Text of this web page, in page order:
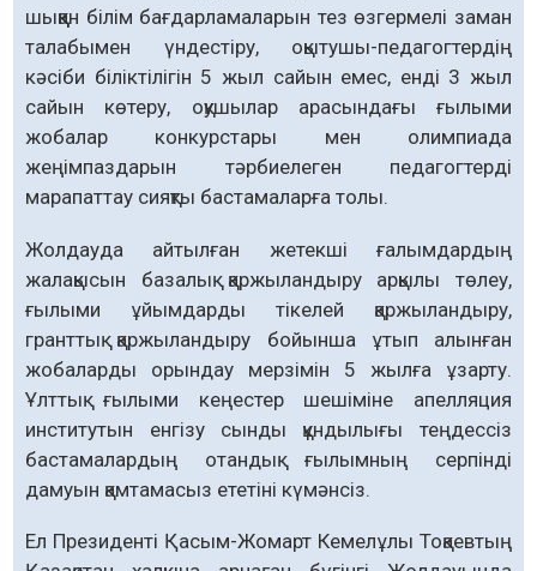
шыққан білім бағдарламаларын тез өзгермелі заман
талабымен үндестіру, оқытушы-педагогтердің
кәсіби біліктілігін 5 жыл сайын емес, енді 3 жыл
сайын көтеру, оқушылар арасындағы ғылыми
жобалар конкурстары мен олимпиада
жеңімпаздарын тәрбиелеген педагогтерді
марапаттау сияқты бастамаларға толы.
Жолдауда айтылған жетекші ғалымдардың
жалақысын базалық қаржыландыру арқылы төлеу,
ғылыми ұйымдарды тікелей қаржыландыру,
гранттық қаржыландыру бойынша ұтып алынған
жобаларды орындау мерзімін 5 жылға ұзарту.
Ұлттық ғылыми кеңестер шешіміне апелляция
институтын енгізу сынды құндылығы теңдессіз
бастамалардың отандық ғылымның серпінді
дамуын қамтамасыз ететіні күмәнсіз.
Ел Президенті Қасым-Жомарт Кемелұлы Тоқаевтың